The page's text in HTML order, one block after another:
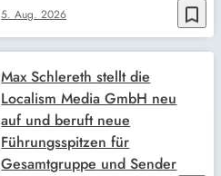
bookmark_border
5. Aug. 2026
Max Schlereth stellt die
Localism Media GmbH neu
auf und beruft neue
Führungsspitzen für
Gesamtgruppe und Sender